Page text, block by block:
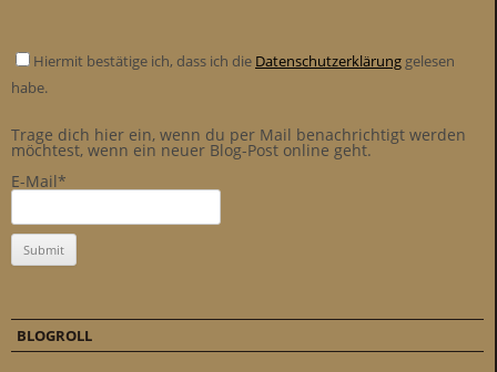
Hiermit bestätige ich, dass ich die Datenschutzerklärung gelesen
habe.
Trage dich hier ein, wenn du per Mail benachrichtigt werden
möchtest, wenn ein neuer Blog-Post online geht.
E-Mail*
BLOGROLL